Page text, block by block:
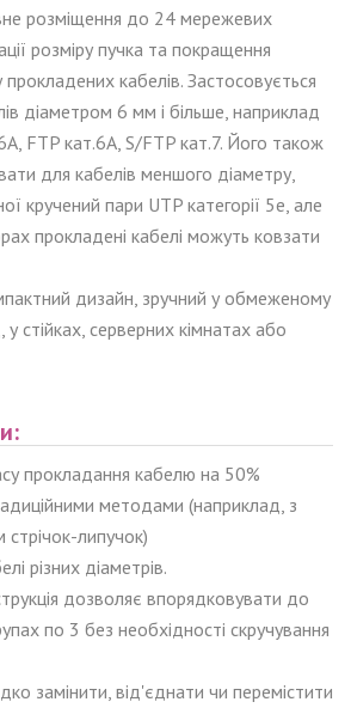
розміщення до 24 мережевих
розміру пучка та покращення
прокладених кабелів. Застосовується
діаметром 6 мм і більше, наприклад
FTP кат.6A, S/FTP кат.7. Його також
для кабелів меншого діаметру,
кручений пари UTP категорії 5е, але
прокладені кабелі можуть ковзати
дизайн, зручний у обмеженому
стійках, серверних кімнатах або
прокладання кабелю на 50%
методами (наприклад, з
липучок)
різних діаметрів.
дозволяє впорядковувати до
по 3 без необхідності скручування
замінити, від'єднати чи перемістити